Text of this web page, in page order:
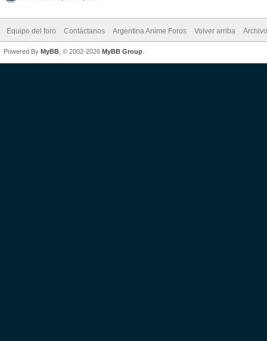
Equipo del foro Contáctanos Argentina Anime Foros Volver arriba
Powered By MyBB , © 2002-2026 MyBB Group